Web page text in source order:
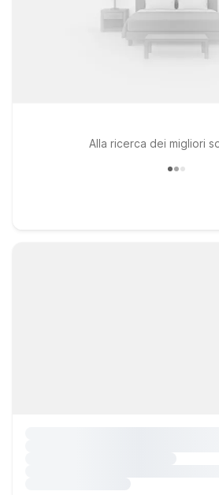
Alla ricerca dei migliori